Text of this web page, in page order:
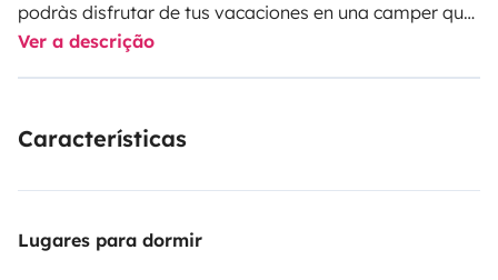
podràs disfrutar de tus vacaciones en una camper que
dispone de una súper cama, comodísima, y todo lo
necesario para disfrutar🚐🏃🏼‍♀️‍➡️🏃🏻‍♂️‍➡️🫧🌊🍽️🏂⛹🏽‍♀️🏄🏼‍♀️
- Agua caliente
Ver a descrição
Características
Lugares para dormir